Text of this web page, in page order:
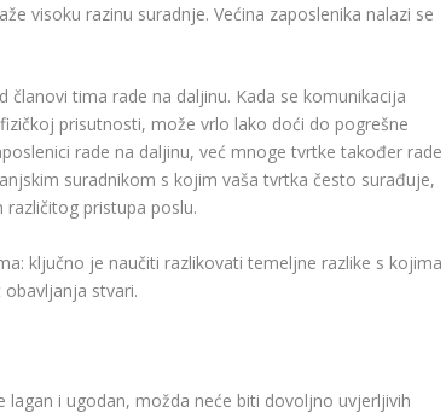
visoku razinu suradnje. Većina zaposlenika nalazi se
tima rade na daljinu. Kada se komunikacija
prisutnosti, može vrlo lako doći do pogrešne
rade na daljinu, već mnoge tvrtke također rade
suradnikom s kojim vaša tvrtka često surađuje,
pristupa poslu.
ključno je naučiti razlikovati temeljne razlike s kojima
stvari.
i ugodan, možda neće biti dovoljno uvjerljivih